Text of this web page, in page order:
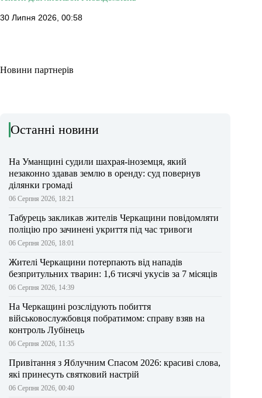
30 Липня 2026, 00:58
Новини партнерів
Останні новини
На Уманщині судили шахрая-іноземця, який
незаконно здавав землю в оренду: суд повернув
ділянки громаді
06 Серпня 2026, 18:21
Табурець закликав жителів Черкащини повідомляти
поліцію про зачинені укриття під час тривоги
06 Серпня 2026, 18:01
Жителі Черкащини потерпають від нападів
безпритульних тварин: 1,6 тисячі укусів за 7 місяців
06 Серпня 2026, 14:39
На Черкащині розслідують побиття
військовослужбовця побратимом: справу взяв на
контроль Лубінець
06 Серпня 2026, 11:35
Привітання з Яблучним Спасом 2026: красиві слова,
які принесуть святковий настрій
06 Серпня 2026, 00:40